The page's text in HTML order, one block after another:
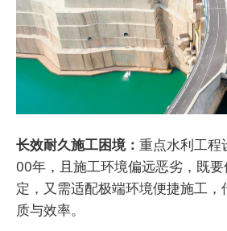
长效耐久施工困境： 重点水利工程
00年，且施工环境偏远恶劣，既
定，又需适配极端环境便捷施工
质与效率。